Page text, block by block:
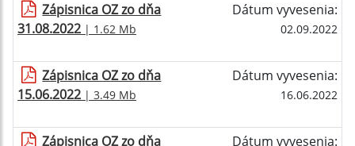
Zápisnica OZ zo dňa
31.08.2022 | 1.62 Mb
Dátum vyvesenia:
02.09.2022
Zápisnica OZ zo dňa
15.06.2022 | 3.49 Mb
Dátum vyvesenia:
16.06.2022
Zápisnica OZ zo dňa
Dátum vyvesenia: